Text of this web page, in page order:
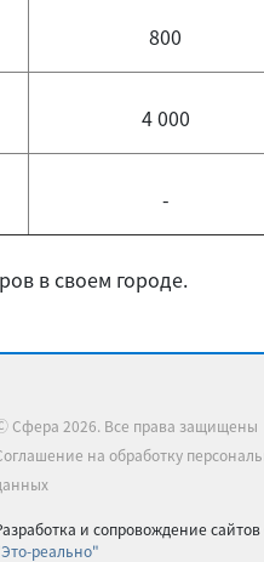
800
4 000
-
в своем городе.
Сфера 2026. Все права защищены
на обработку
и сопровождение сайтов
реально"